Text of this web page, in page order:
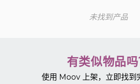
未找到产品
有类似物品吗
使用 Moov 上架，立即找到